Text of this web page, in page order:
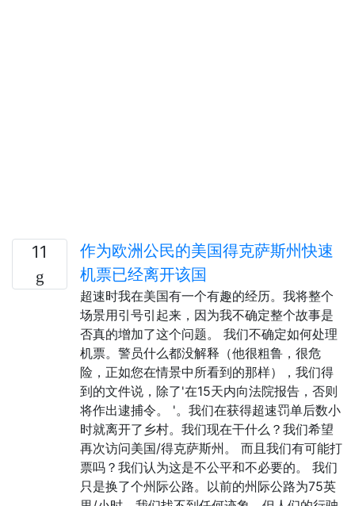
11
作为欧洲公民的美国得克萨斯州快速
机票已经离开该国
超速时我在美国有一个有趣的经历。我将整个
场景用引号引起来，因为我不确定整个故事是
否真的增加了这个问题。 我们不确定如何处理
机票。警员什么都没解释（他很粗鲁，很危
险，正如您在情景中所看到的那样），我们得
到的文件说，除了'在15天内向法院报告，否则
将作出逮捕令。 '。我们在获得超速罚单后数小
时就离开了乡村。我们现在干什么？我们希望
再次访问美国/得克萨斯州。 而且我们有可能打
票吗？我们认为这是不公平和不必要的。 我们
只是换了个州际公路。以前的州际公路为75英